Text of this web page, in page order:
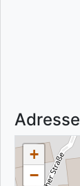
Adresse
+
−